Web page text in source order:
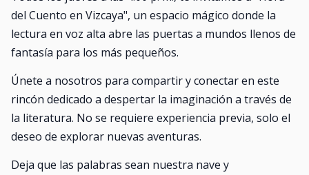
del Cuento en Vizcaya", un espacio mágico donde la
lectura en voz alta abre las puertas a mundos llenos de
fantasía para los más pequeños.
Únete a nosotros para compartir y conectar en este
rincón dedicado a despertar la imaginación a través de
la literatura. No se requiere experiencia previa, solo el
deseo de explorar nuevas aventuras.
Deja que las palabras sean nuestra nave y